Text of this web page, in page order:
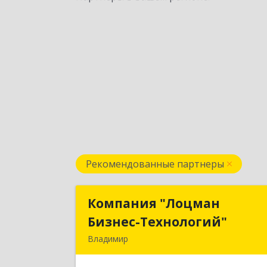
Рекомендованные партнеры
Компания "Лоцман
Бизнес-Технологий"
Владимир
Компания "Лоцман
Бизнес-Технологий"